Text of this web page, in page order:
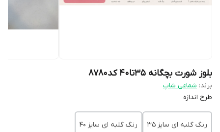
بلوز شورت بچگانه ۳۵تا۴۰ کد8780
برند: شماعی شاپ
طرح اندازه
رنگ گلبه ای سایز 35 رنگ گلبه ای سایز 40